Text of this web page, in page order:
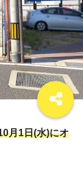
月1日(水)にオ